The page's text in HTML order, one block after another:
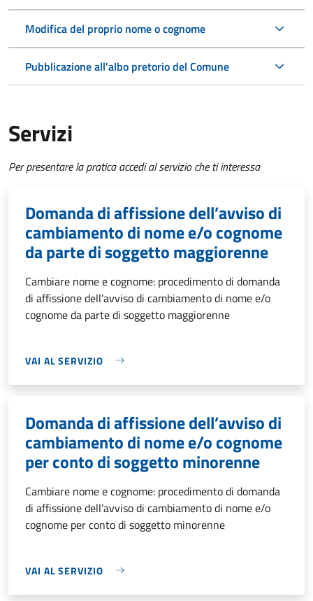
Modifica del proprio nome o cognome
Pubblicazione all'albo pretorio del Comune
Servizi
Per presentare la pratica accedi al servizio che ti interessa
Domanda di affissione dell’avviso di
cambiamento di nome e/o cognome
da parte di soggetto maggiorenne
Cambiare nome e cognome: procedimento di domanda
di affissione dell’avviso di cambiamento di nome e/o
cognome da parte di soggetto maggiorenne
VAI AL SERVIZIO
Domanda di affissione dell’avviso di
cambiamento di nome e/o cognome
per conto di soggetto minorenne
Cambiare nome e cognome: procedimento di domanda
di affissione dell’avviso di cambiamento di nome e/o
cognome per conto di soggetto minorenne
VAI AL SERVIZIO